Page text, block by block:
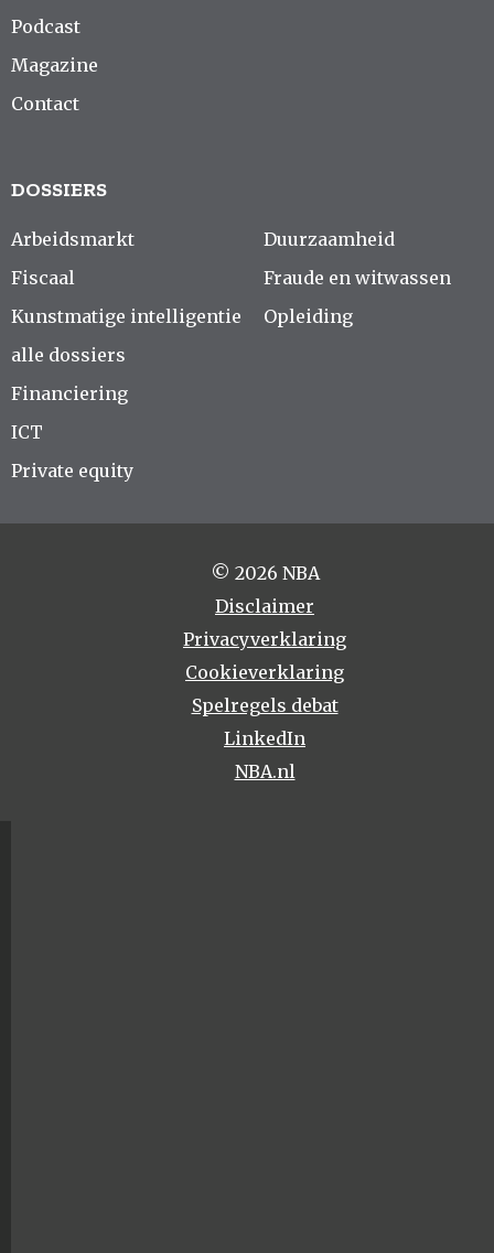
Podcast
Magazine
Contact
DOSSIERS
Arbeidsmarkt
Fiscaal
Kunstmatige intelligentie
alle dossiers
Duurzaamheid
Fraude en witwassen
Opleiding
Financiering
ICT
Private equity
© 2026 NBA
Disclaimer
Privacyverklaring
Cookieverklaring
Spelregels debat
LinkedIn
NBA.nl